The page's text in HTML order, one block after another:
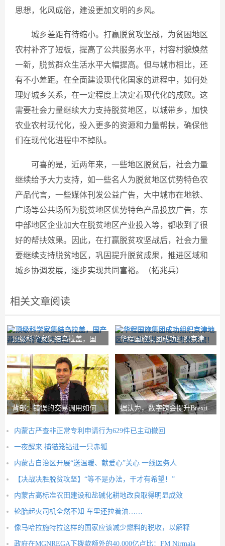
思想，化风成俗，建设更加文明的乡风。
城乡差距有待缩小。打赢脱贫攻坚战，为贫困地区
农村补齐了短板，提高了公共服务水平，村容村貌焕然
一新，脱贫群众生活水平大幅提高。但与城市相比，还
有不小差距。在全面建设现代化国家的进程中，如何处
理好城乡关系，在一定程度上决定着现代化的成败。这
需要社会力量继续大力支持脱贫地区，以城带乡，加快
农业农村现代化，投入更多的资源和力量帮扶，确保他
们在现代化进程中不掉队。
可喜的是，近两年来，一些地区脱贫后，社会力量
继续给予大力支持，如一些名人为脱贫地区优势特色农
产品代言，一些媒体刊发公益广告，大中城市在地铁、
广场等公共场所为脱贫地区优势特色产品投放广告，东
中部地区企业加大在脱贫地区产业投入等，都收到了很
好的帮扶效果。因此，在打赢脱贫攻坚战后，社会力量
要继续支持脱贫地区，巩固提升脱贫成果，推进区域和
城乡协调发展，逐步实现共同富裕。（拓兆兵）
相关文章阅读
顶级科学家集结乌拉盖，国
华程国旅集团成功组织京津
背部：错误的交易调用如何
据认为，数字镑会提升Brexit
内蒙古严查非正常专利申请行为629件已主动撤回
一夜醒来 捕猫笼钻进一只赤狐
内蒙古自治区开展“送温暖、献爱心”关心 一线医务人
【决战决胜脱贫攻坚】“等不是办法，干才有希望！”
内蒙古高标准农田建设和盐碱化耕地改良取得明显成效
轮胎起火司机全然不知 车里还拉着油……
像马哈拉施特拉这样的国家应该减少燃料的税收，以解释
政府在MGNREGA下拨款额外的40,000亿卢比：FM Nirmala